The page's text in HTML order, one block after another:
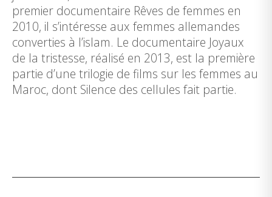
premier documentaire Rêves de femmes en
2010, il s’intéresse aux femmes allemandes
converties à l’islam. Le documentaire Joyaux
de la tristesse, réalisé en 2013, est la première
partie d’une trilogie de films sur les femmes au
Maroc, dont Silence des cellules fait partie.